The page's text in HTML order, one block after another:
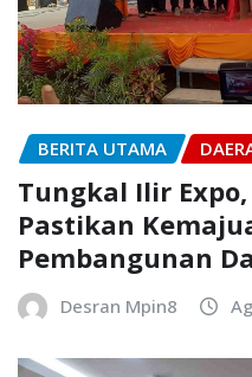
BERITA UTAMA
Tungkal Ilir
Pastikan
Pembangunan
Desran Mpin8